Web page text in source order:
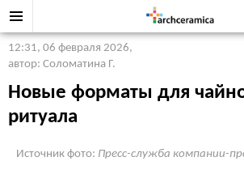
12:31, 06 февраля 2026,
автор: Соломатина Г.
Новые форматы для
ритуала
Источник фото: Пресс-служба компании-